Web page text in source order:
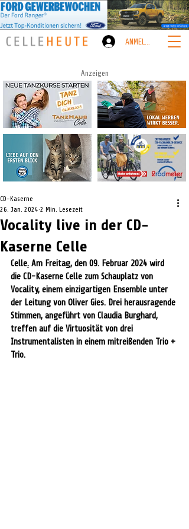
ANMELDEN
Anzeigen
Vocality live in der CD-
Kaserne Celle
CD-Kaserne
26. Jan. 2024 2 Min. Lesezeit
Celle. Am Freitag, den 09. Februar 2024 wird
die CD-Kaserne Celle zum Schauplatz von
Vocality, einem einzigartigen Ensemble unter
der Leitung von Oliver Gies. Drei herausragende
Stimmen, angeführt von Claudia Burghard,
treffen auf die Virtuosität von drei
Instrumentalisten in einem mitreißenden Trio +
Trio.